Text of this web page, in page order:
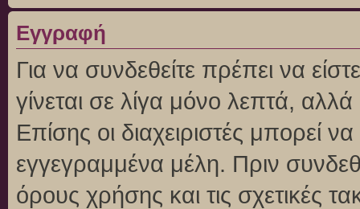
Εγγραφή
Για να συνδεθείτε πρέπει να
γίνεται σε λίγα μόνο λεπτά,
Επίσης οι διαχειριστές μπορεί
εγγεγραμμένα μέλη. Πριν
όρους χρήσης και τις σχετικές